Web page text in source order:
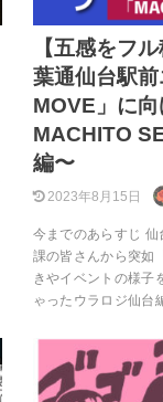
【五感をフ
葉通仙台駅
MOVE」に
MACHITO
編〜
2023年8月15日
今までのあらすじ 仙
課の皆さんから突如
きやイベントの様子
ゃったウラロジ仙台